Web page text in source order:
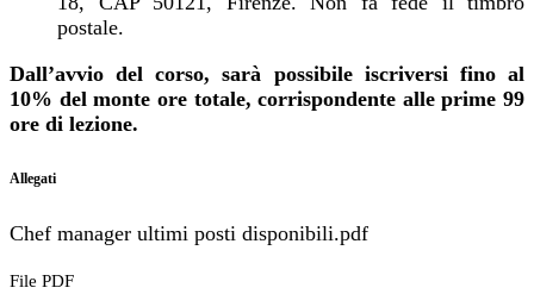
postale.
Dall’avvio del corso, sarà possibile iscriversi fino al
10% del monte ore totale, corrispondente alle prime 99
ore di lezione.
Allegati
Chef manager ultimi posti disponibili.pdf
File PDF